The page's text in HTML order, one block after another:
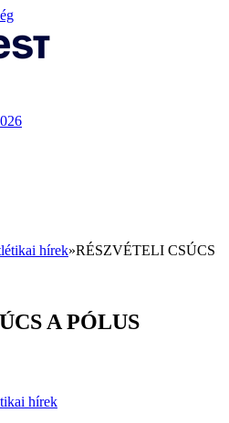
hírek»RÉSZVÉTELI CSÚCS
A PÓLUS
hírek